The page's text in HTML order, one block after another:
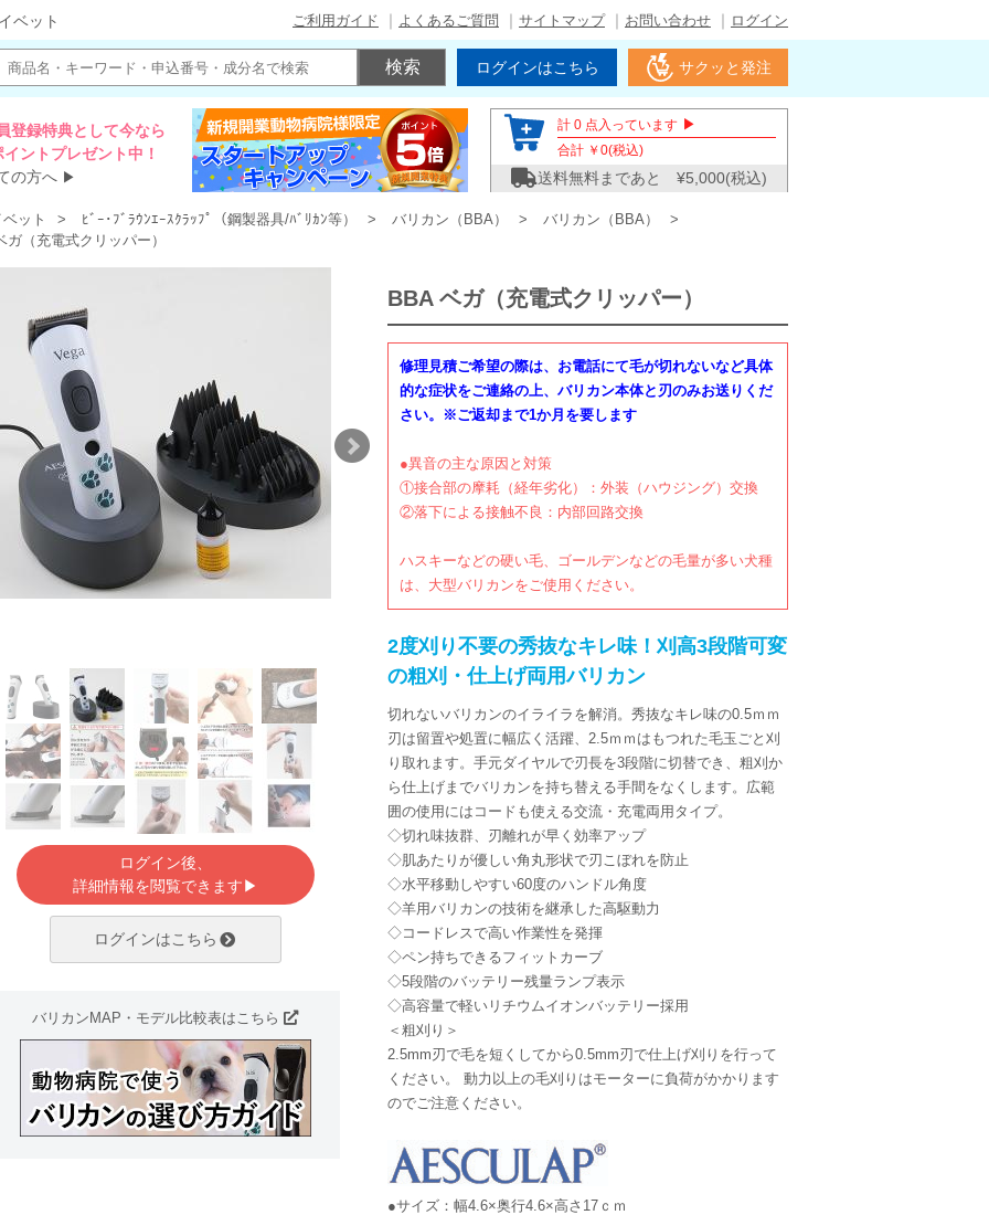
ベット ご利用ガイド よくあるご質問 サイトマップ お問い合わせ ログイン
ログインはこちら サクッと発注
登録特典として今なら
ントプレゼント中！
の方へ ▶
計 0 点入っています ▶
合計 ￥ 0(税込)
送料無料まであと ¥5,000(税込)
ット ﾋﾞｰ･ﾌﾞﾗｳﾝｴｰｽｸﾗｯﾌﾟ（鋼製器具/ﾊﾞﾘｶﾝ等） バリカン（BBA）
バリカン（BBA）
ガ（充電式クリッパー）
ログイン後、
詳細情報を閲覧できます▶
ログインはこちら
バリカンMAP・モデル比較表はこちら
BBA ベガ（充電式クリッパー）
修理見積ご希望の際は、お電話にて毛が切れないなど具体
的な症状をご連絡の上、バリカン本体と刃のみお送りくだ
さい。※ご返却まで1か月を要します
●異音の主な原因と対策
①接合部の摩耗（経年劣化）：外装（ハウジング）交換
②落下による接触不良：内部回路交換
ハスキーなどの硬い毛、ゴールデンなどの毛量が多い犬種
は、大型バリカンをご使用ください。
2度刈り不要の秀抜なキレ味！刈高3段階可変
の粗刈・仕上げ両用バリカン
切れないバリカンのイライラを解消。秀抜なキレ味の0.5ｍｍ
刃は留置や処置に幅広く活躍、2.5ｍｍはもつれた毛玉ごと刈
り取れます。手元ダイヤルで刃長を3段階に切替でき、粗刈か
ら仕上げまでバリカンを持ち替える手間をなくします。広範
囲の使用にはコードも使える交流・充電両用タイプ。
◇切れ味抜群、刃離れが早く効率アップ
◇肌あたりが優しい角丸形状で刃こぼれを防止
◇水平移動しやすい60度のハンドル角度
◇羊用バリカンの技術を継承した高駆動力
◇コードレスで高い作業性を発揮
◇ペン持ちできるフィットカーブ
◇5段階のバッテリー残量ランプ表示
◇高容量で軽いリチウムイオンバッテリー採用
＜粗刈り＞
2.5mm刃で毛を短くしてから0.5mm刃で仕上げ刈りを行って
ください。 動力以上の毛刈りはモーターに負荷がかかります
のでご注意ください。
●サイズ：幅4.6×奥行4.6×高さ17ｃｍ